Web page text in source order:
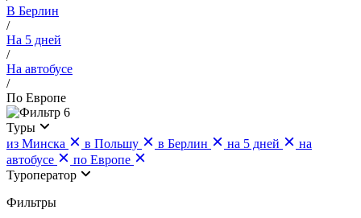
В Берлин
/
На 5 дней
/
На автобусе
/
По Европе
6
Туры
из Минска
в Польшу в Берлин на 5 дней
на
автобусе
по Европе
Туроператор
Фильтры